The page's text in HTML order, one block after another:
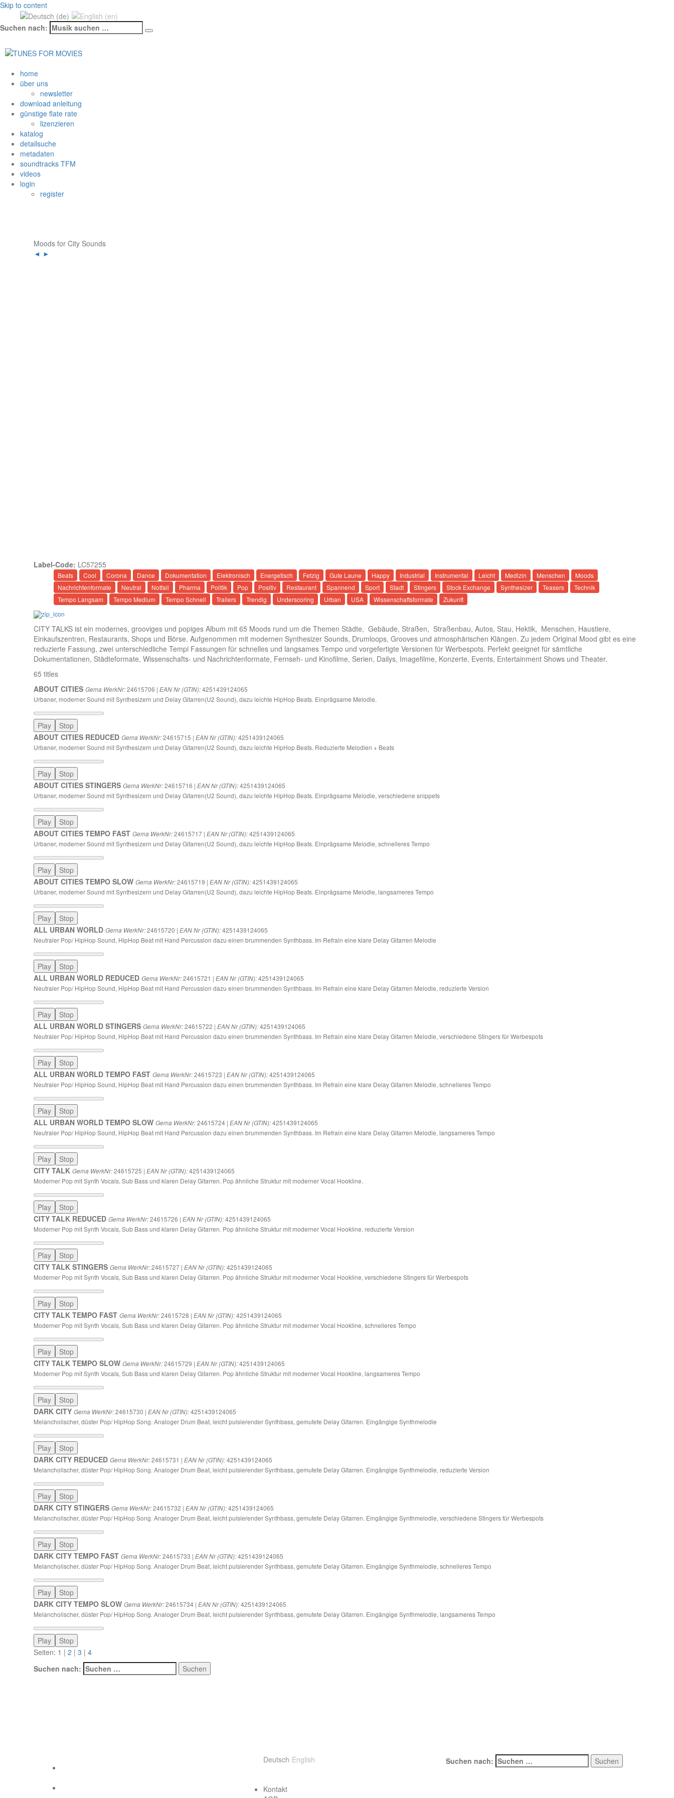
Skip to content
Suchen nach:
home
über uns
newsletter
download anleitung
günstige flate rate
lizenzieren
katalog
detailsuche
metadaten
soundtracks TFM
videos
login
register
Moods for City Sounds
◄ ►
Label-Code: LC57255
Beats Cool Corona Dance Dokumentation Elektronisch Energetisch Fetzig Gute Laune Happy Industrial Instrumental Leicht Medizin Menschen
Moods
Nachrichtenformate
Neutral Notfall Pharma Politik Pop Positiv Restaurant Spannend Sport Stadt Stingers Stock Exchange Synthesizer Teasers
Technik
Tempo Langsam
Tempo Medium Tempo Schnell Trailers Trendig Underscoring Urban USA Wissenschaftsformate
Zukunft
CITY TALKS ist ein modernes, grooviges und popiges Album mit 65 Moods rund um die Themen Städte, Gebäude, Straßen, Straßenbau, Autos, Stau, Hektik, Menschen, Haustiere,
Einkaufszentren, Restaurants, Shops und Börse. Aufgenommen mit modernen Synthesizer Sounds, Drumloops, Grooves und atmosphärischen Klängen. Zu jedem Original Mood gibt es eine
reduzierte Fassung, zwei unterschiedliche Tempi Fassungen für schnelles und langsames Tempo und vorgefertigte Versionen für Werbespots. Perfekt geeignet für sämtliche
Dokumentationen, Städteformate, Wissenschafts- und Nachrichtenformate, Fernseh- und Kinofilme, Serien, Dailys, Imagefilme, Konzerte, Events, Entertainment Shows und Theater.
65 titles
ABOUT CITIES Gema WerkNr:24615706 | EAN Nr (GTIN):4251439124065
Urbaner, moderner Sound mit Synthesizern und Delay Gitarren(U2 Sound), dazu leichte HipHop Beats. Einprägsame Melodie.
Play
Stop
ABOUT CITIES REDUCED Gema WerkNr:24615715 | EAN Nr (GTIN):4251439124065
Urbaner, moderner Sound mit Synthesizern und Delay Gitarren(U2 Sound), dazu leichte HipHop Beats. Reduzierte Melodien + Beats
Play
Stop
ABOUT CITIES STINGERS Gema WerkNr:24615716 | EAN Nr (GTIN):4251439124065
Urbaner, moderner Sound mit Synthesizern und Delay Gitarren(U2 Sound), dazu leichte HipHop Beats. Einprägsame Melodie, verschiedene snippets
Play
Stop
ABOUT CITIES TEMPO FAST Gema WerkNr:24615717 | EAN Nr (GTIN):4251439124065
Urbaner, moderner Sound mit Synthesizern und Delay Gitarren(U2 Sound), dazu leichte HipHop Beats. Einprägsame Melodie, schnelleres Tempo
Play
Stop
ABOUT CITIES TEMPO SLOW Gema WerkNr:24615719 | EAN Nr (GTIN):4251439124065
Urbaner, moderner Sound mit Synthesizern und Delay Gitarren(U2 Sound), dazu leichte HipHop Beats. Einprägsame Melodie, langsameres Tempo
Play
Stop
ALL URBAN WORLD Gema WerkNr:24615720 | EAN Nr (GTIN):4251439124065
Neutraler Pop/ HipHop Sound, HipHop Beat mit Hand Percussion dazu einen brummenden Synthbass. Im Refrain eine klare Delay Gitarren Melodie
Play
Stop
ALL URBAN WORLD REDUCED Gema WerkNr:24615721 | EAN Nr (GTIN):4251439124065
Neutraler Pop/ HipHop Sound, HipHop Beat mit Hand Percussion dazu einen brummenden Synthbass. Im Refrain eine klare Delay Gitarren Melodie, reduzierte Version
Play
Stop
ALL URBAN WORLD STINGERS Gema WerkNr:24615722 | EAN Nr (GTIN):4251439124065
Neutraler Pop/ HipHop Sound, HipHop Beat mit Hand Percussion dazu einen brummenden Synthbass. Im Refrain eine klare Delay Gitarren Melodie, verschiedene Stingers für Werbespots
Play
Stop
ALL URBAN WORLD TEMPO FAST Gema WerkNr:24615723 | EAN Nr (GTIN):4251439124065
Neutraler Pop/ HipHop Sound, HipHop Beat mit Hand Percussion dazu einen brummenden Synthbass. Im Refrain eine klare Delay Gitarren Melodie, schnelleres Tempo
Play
Stop
ALL URBAN WORLD TEMPO SLOW Gema WerkNr:24615724 | EAN Nr (GTIN):4251439124065
Neutraler Pop/ HipHop Sound, HipHop Beat mit Hand Percussion dazu einen brummenden Synthbass. Im Refrain eine klare Delay Gitarren Melodie, langsameres Tempo
Play
Stop
CITY TALK Gema WerkNr:24615725 | EAN Nr (GTIN):4251439124065
Moderner Pop mit Synth Vocals, Sub Bass und klaren Delay Gitarren. Pop ähnliche Struktur mit moderner Vocal Hookline.
Play
Stop
CITY TALK REDUCED Gema WerkNr:24615726 | EAN Nr (GTIN):4251439124065
Moderner Pop mit Synth Vocals, Sub Bass und klaren Delay Gitarren. Pop ähnliche Struktur mit moderner Vocal Hookline, reduzierte Version
Play
Stop
CITY TALK STINGERS Gema WerkNr:24615727 | EAN Nr (GTIN):4251439124065
Moderner Pop mit Synth Vocals, Sub Bass und klaren Delay Gitarren. Pop ähnliche Struktur mit moderner Vocal Hookline, verschiedene Stingers für Werbespots
Play
Stop
CITY TALK TEMPO FAST Gema WerkNr:24615728 | EAN Nr (GTIN):4251439124065
Moderner Pop mit Synth Vocals, Sub Bass und klaren Delay Gitarren. Pop ähnliche Struktur mit moderner Vocal Hookline, schnelleres Tempo
Play
Stop
CITY TALK TEMPO SLOW Gema WerkNr:24615729 | EAN Nr (GTIN):4251439124065
Moderner Pop mit Synth Vocals, Sub Bass und klaren Delay Gitarren. Pop ähnliche Struktur mit moderner Vocal Hookline, langsameres Tempo
Play
Stop
DARK CITY Gema WerkNr:24615730 | EAN Nr (GTIN):4251439124065
Melancholischer, düster Pop/ HipHop Song. Analoger Drum Beat, leicht pulsierender Synthbass, gemutete Delay Gitarren. Eingängige Synthmelodie
Play
Stop
DARK CITY REDUCED Gema WerkNr:24615731 | EAN Nr (GTIN):4251439124065
Melancholischer, düster Pop/ HipHop Song. Analoger Drum Beat, leicht pulsierender Synthbass, gemutete Delay Gitarren. Eingängige Synthmelodie, reduzierte Version
Play
Stop
DARK CITY STINGERS Gema WerkNr:24615732 | EAN Nr (GTIN):4251439124065
Melancholischer, düster Pop/ HipHop Song. Analoger Drum Beat, leicht pulsierender Synthbass, gemutete Delay Gitarren. Eingängige Synthmelodie, verschiedene Stingers für Werbespots
Play
Stop
DARK CITY TEMPO FAST Gema WerkNr:24615733 | EAN Nr (GTIN):4251439124065
Melancholischer, düster Pop/ HipHop Song. Analoger Drum Beat, leicht pulsierender Synthbass, gemutete Delay Gitarren. Eingängige Synthmelodie, schnelleres Tempo
Play
Stop
DARK CITY TEMPO SLOW Gema WerkNr:24615734 | EAN Nr (GTIN):4251439124065
Melancholischer, düster Pop/ HipHop Song. Analoger Drum Beat, leicht pulsierender Synthbass, gemutete Delay Gitarren. Eingängige Synthmelodie, langsameres Tempo
Play
Stop
Seiten: 1 | 2 | 3 | 4
Suchen nach:
Deutsch English
Kontakt
Suchen nach:
Mehr unter Datenschutzerklärung & Cookies